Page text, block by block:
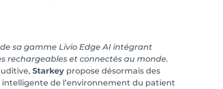
sa gamme Livio Edge AI intégrant
rechargeables et connectés au monde.
Starkey propose désormais des
de l’environnement du patient